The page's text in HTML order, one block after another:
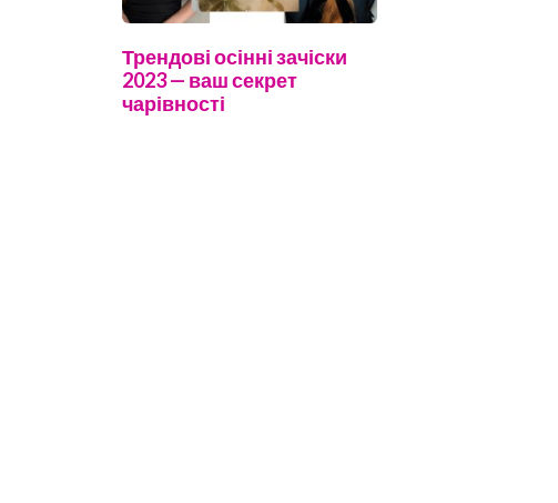
Трендові осінні зачіски
2023 — ваш секрет
чарівності